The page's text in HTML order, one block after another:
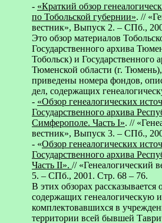
- «Краткий обзор
по Тобольской губернии». //
вестник», Выпуск 2. – СПб.,
Это обзор материалов
Государственного архива
Тобольск) и Государственного
Тюменской области (г.
приведены номера фондов,
дел, содержащих
- «Обзор генеалогических
Государственного архива
Симферополе. Часть I». //
вестник», Выпуск 3. – СПб.,
- «Обзор генеалогических
Государственного архива
Часть II». // «Генеалогический
5. – СПб., 2001. Стр. 68 – 76.
В этих обзорах рассказывается
содержащих генеалогическую
комплектовавшихся в
территории всей бывшей